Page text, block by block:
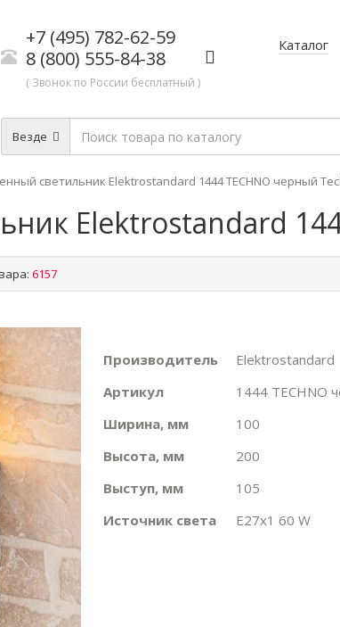
+7 (495) 782-62-59
8 (800) 555-84-38
( Звонок по России бесплатный )
Каталог
Везде
светильник Elektrostandard 1444 TECHNO черный
Elektrostandard
6157
Производитель
Elektrostandard
Артикул
1444 TECHNO
Ширина, мм
100
Высота, мм
200
Выступ, мм
105
Источник света
E27х1 60 W